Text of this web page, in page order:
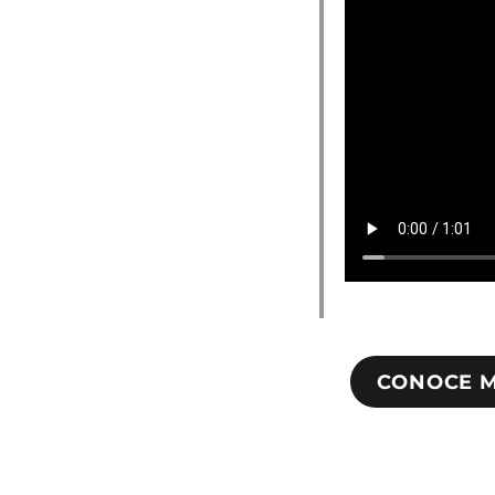
CONOCE